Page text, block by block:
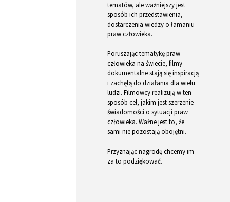
tematów, ale ważniejszy jest
sposób ich przedstawienia,
dostarczenia wiedzy o łamaniu
praw człowieka.
Poruszając tematykę praw
człowieka na świecie, filmy
dokumentalne stają się inspiracją
i zachętą do działania dla wielu
ludzi. Filmowcy realizują w ten
sposób cel, jakim jest szerzenie
świadomości o sytuacji praw
człowieka. Ważne jest to, że
sami nie pozostają obojętni.
Przyznając nagrodę chcemy im
za to podziękować.